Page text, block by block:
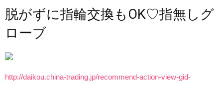
脱がずに指輪交換もOK♡指無しグ
ローブ
http://daikou.china-trading.jp/recommend-action-view-gid-